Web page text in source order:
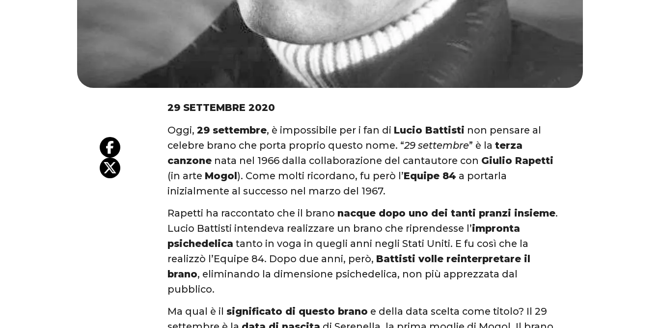
29 SETTEMBRE 2020
Oggi,29 settembre, è impossibile per i fan di Lucio Battisti non pensare al
celebre brano che porta proprio questo nome. “29 settembre” è laterza
canzone nata nel 1966 dalla collaborazione del cantautore con Giulio Rapetti
(in arte Mogol). Come molti ricordano, fu però l’Equipe 84 a portarla
inizialmente al successo nel marzo del 1967.
Rapetti ha raccontato che il brano nacque dopo uno dei tanti pranzi insieme.
Lucio Battisti intendeva realizzare un brano che riprendesse l’impronta
psichedelica tanto in voga in quegli anni negli Stati Uniti. E fu così che la
realizzò l’Equipe 84. Dopo due anni, però, Battisti volle reinterpretare il
brano, eliminando la dimensione psichedelica, non più apprezzata dal
pubblico.
Ma qual è il significato di questo brano e della data scelta come titolo? Il 29